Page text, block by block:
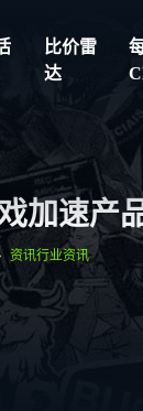
比价雷
达
加速产
资讯行业资讯